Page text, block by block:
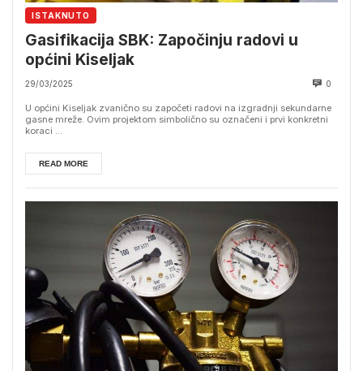
ISTAKNUTO
Gasifikacija SBK: Započinju radovi u
općini Kiseljak
29/03/2025 0
U općini Kiseljak zvanično su započeti radovi na izgradnji sekundarne
gasne mreže. Ovim projektom simbolično su označeni i prvi konkretni
koraci ...
READ MORE